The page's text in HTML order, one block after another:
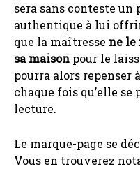
sera sans conteste
authentique à lui
que la maîtresse ne le
sa maison pour le
pourra alors repenser
chaque fois qu’elle
lecture.
Le marque-page se
Vous en trouverez